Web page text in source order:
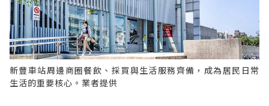
新豐車站周邊商圈餐飲、採買與生活服務齊備，成為居民日常
生活的重要核心。業者提供